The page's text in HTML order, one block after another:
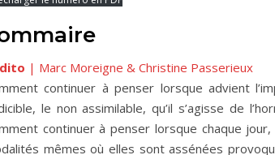
| Marc Moreigne & Christine Passerieux
continuer à penser lorsque advient
le non assimilable, qu’il s’agisse de
continuer à penser lorsque chaque
mêmes où elles sont assénées